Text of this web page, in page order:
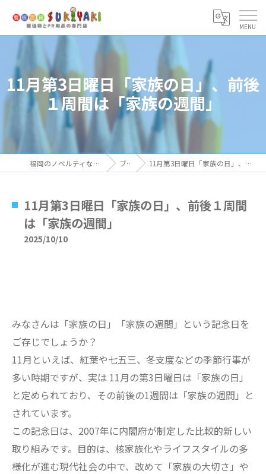
11月第3日曜日「家族の日」、前後
１周間は「家族の週間」
福岡のノベルティなら看板百貨 SUKIYAKI ブログ 11月第3日曜日「家族の日」、前後１周間は「家族の週間」
11月第3日曜日「家族の日」、前後１周間
は「家族の週間」
2025/10/10
みなさんは「家族の日」「家族の週間」という記念日を
ご存じでしょうか？
11月といえば、紅葉や七五三、冬支度などの季節行事が
多い時期ですが、実は 11月の第3日曜日は「家族の日」
と定められており、その前後の1週間は「家族の週間」と
されています。
この記念日は、2007年に内閣府が制定した比較的新しい
取り組みです。目的は、核家族化やライフスタイルの多
様化が進む現代社会の中で、改めて「家族の大切さ」や